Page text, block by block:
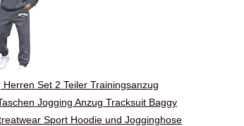
Set 2 Teiler Trainingsanzug
Jogging Anzug Tracksuit Baggy
Sport Hoodie und Jogginghose